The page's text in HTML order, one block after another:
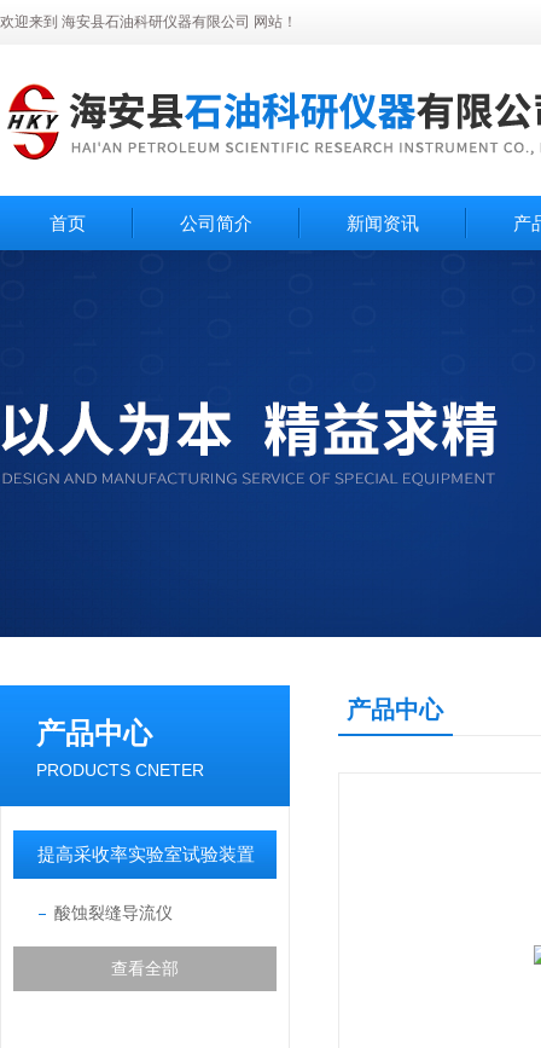
欢迎来到 海安县石油科研仪器有限公司 网站！
首页 公司简介 新闻资讯 产
产品中心
PRODUCTS CNETER
提高采收率实验室试验装置
酸蚀裂缝导流仪
查看全部
产品中心